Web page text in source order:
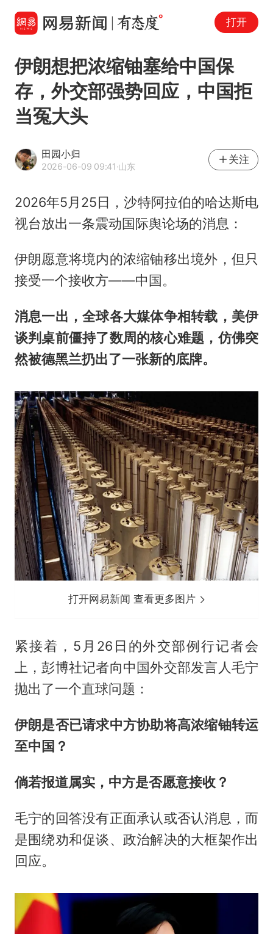
打开
伊朗想把浓缩铀塞给中国保
存，外交部强势回应，中国拒
当冤大头
田园小归
2026-06-09 09:41·山东
关注
2026年5月25日，沙特阿拉伯的哈达斯电
视台放出一条震动国际舆论场的消息：
伊朗愿意将境内的浓缩铀移出境外，但只
接受一个接收方——中国。
消息一出，全球各大媒体争相转载，美伊
谈判桌前僵持了数周的核心难题，仿佛突
然被德黑兰扔出了一张新的底牌。
打开网易新闻 查看更多图片
紧接着，5月26日的外交部例行记者会
上，彭博社记者向中国外交部发言人毛宁
抛出了一个直球问题：
伊朗是否已请求中方协助将高浓缩铀转运
至中国？
倘若报道属实，中方是否愿意接收？
毛宁的回答没有正面承认或否认消息，而
是围绕劝和促谈、政治解决的大框架作出
回应。